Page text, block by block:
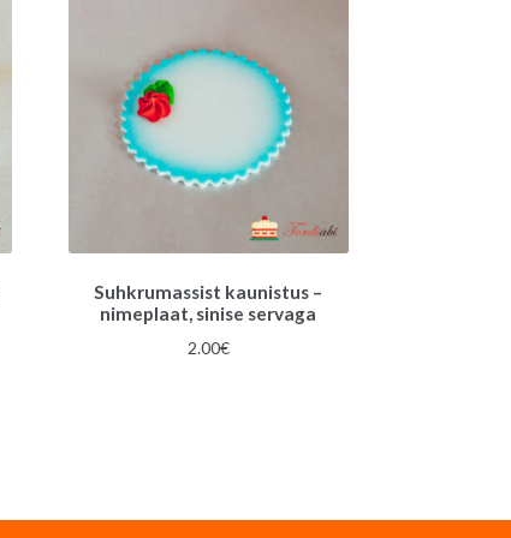
Suhkrumassist kaunistus –
nimeplaat, sinise servaga
2.00€